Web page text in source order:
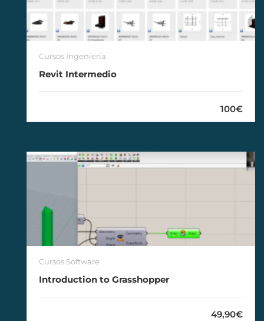
Cursos Ingeniería
Revit Intermedio
100€
Cursos Software
Introduction to Grasshopper
49,90€